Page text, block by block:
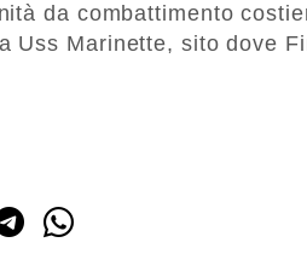
da combattimento
Uss Marinette, sito dove